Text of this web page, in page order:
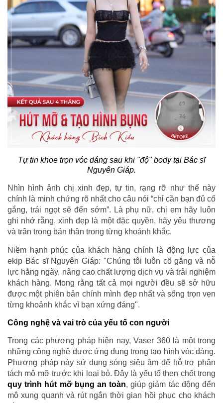
Tự tin khoe trọn vóc dáng sau khi "độ" body tại Bác sĩ
Nguyên Giáp.
Nhìn hình ảnh chị xinh đẹp, tự tin, rạng rỡ như thế này
chính là minh chứng rõ nhất cho câu nói “chỉ cần bạn đủ cố
gắng, trái ngọt sẽ đến sớm”. Là phụ nữ, chị em hãy luôn
ghi nhớ rằng, xinh đẹp là một đặc quyền, hãy yêu thương
và trân trọng bản thân trong từng khoảnh khắc.
Niềm hạnh phúc của khách hàng chính là động lực của
ekip Bác sĩ Nguyên Giáp: "Chúng tôi luôn cố gắng và nỗ
lực hằng ngày, nâng cao chất lượng dịch vụ và trải nghiệm
khách hàng. Mong rằng tất cả mọi người đều sẽ sở hữu
được một phiên bản chính mình đẹp nhất và sống trọn vẹn
từng khoảnh khắc vì bạn xứng đáng".
Công nghệ và vai trò của yếu tố con người
Trong các phương pháp hiện nay, Vaser 360 là một trong
những công nghệ được ứng dụng trong tạo hình vóc dáng.
Phương pháp này sử dụng sóng siêu âm để hỗ trợ phân
tách mô mỡ trước khi loại bỏ. Đây là yếu tố then chốt trong
quy trình hút mỡ bụng an toàn, giúp giảm tác động đến
mô xung quanh và rút ngắn thời gian hồi phục cho khách